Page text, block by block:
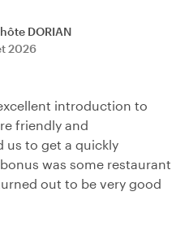
DORIAN
2026
introduction to
friendly and
us to get a quickly
was some restaurant
out to be very good